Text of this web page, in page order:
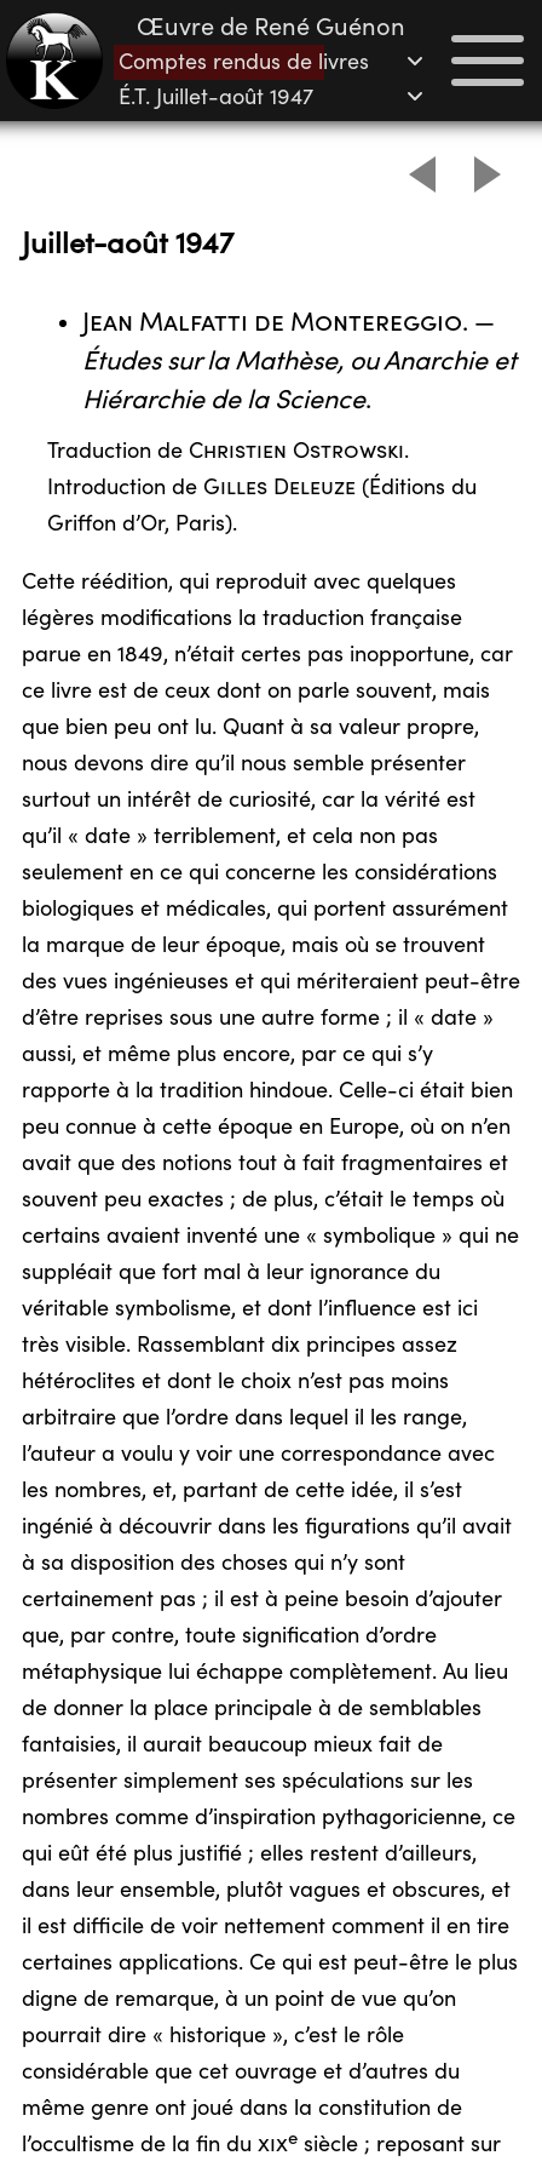
Œuvre de René Guénon
Comptes rendus de livres
É.T. Juillet-août 1947
Juillet-août 1947
Jean Malfatti de Montereggio. —
Études sur la Mathèse, ou Anarchie et
Hiérarchie de la Science.
Traduction de Christien Ostrowski.
Introduction de Gilles Deleuze(Éditions du
Griffon d’Or, Paris).
Cette réédition, qui reproduit avec quelques
légères modifications la traduction française
parue en 1849, n’était certes pas inopportune, car
ce livre est de ceux dont on parle souvent, mais
que bien peu ont lu. Quant à sa valeur propre,
nous devons dire qu’il nous semble présenter
surtout un intérêt de curiosité, car la vérité est
qu’il « date » terriblement, et cela non pas
seulement en ce qui concerne les considérations
biologiques et médicales, qui portent assurément
la marque de leur époque, mais où se trouvent
des vues ingénieuses et qui mériteraient peut-être
d’être reprises sous une autre forme ; il « date »
aussi, et même plus encore, par ce qui s’y
rapporte à la tradition hindoue. Celle-ci était bien
peu connue à cette époque en Europe, où on n’en
avait que des notions tout à fait fragmentaires et
souvent peu exactes ; de plus, c’était le temps où
certains avaient inventé une « symbolique » qui ne
suppléait que fort mal à leur ignorance du
véritable symbolisme, et dont l’influence est ici
très visible. Rassemblant dix principes assez
hétéroclites et dont le choix n’est pas moins
arbitraire que l’ordre dans lequel il les range,
l’auteur a voulu y voir une correspondance avec
les nombres, et, partant de cette idée, il s’est
ingénié à découvrir dans les figurations qu’il avait
à sa disposition des choses qui n’y sont
certainement pas ; il est à peine besoin d’ajouter
que, par contre, toute signification d’ordre
métaphysique lui échappe complètement. Au lieu
de donner la place principale à de semblables
fantaisies, il aurait beaucoup mieux fait de
présenter simplement ses spéculations sur les
nombres comme d’inspiration pythagoricienne, ce
qui eût été plus justifié ; elles restent d’ailleurs,
dans leur ensemble, plutôt vagues et obscures, et
il est difficile de voir nettement comment il en tire
certaines applications. Ce qui est peut-être le plus
digne de remarque, à un point de vue qu’on
pourrait dire « historique », c’est le rôle
considérable que cet ouvrage et d’autres du
même genre ont joué dans la constitution de
l’occultisme de la fin du xixe siècle ; reposant sur